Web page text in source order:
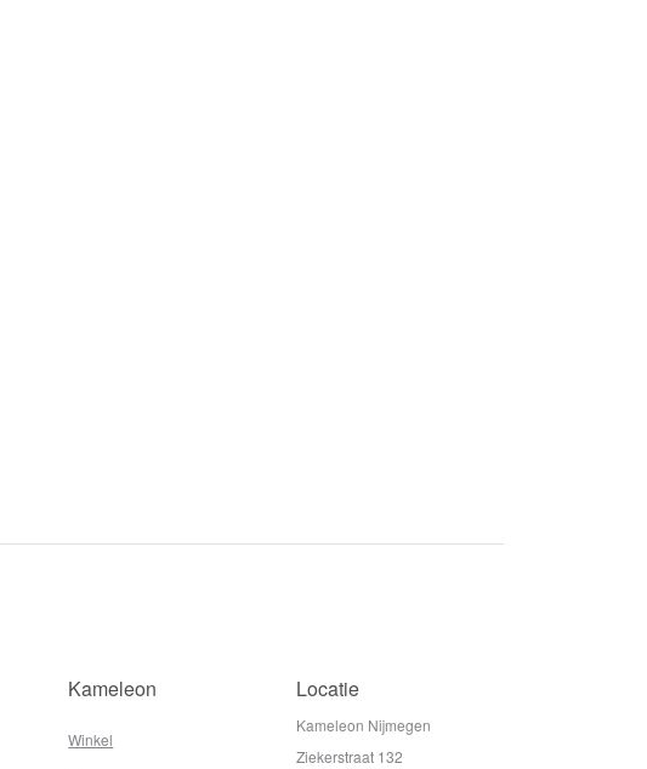
Kameleon
Winkel
Locatie
Kameleon Nijmegen
Ziekerstraat 132